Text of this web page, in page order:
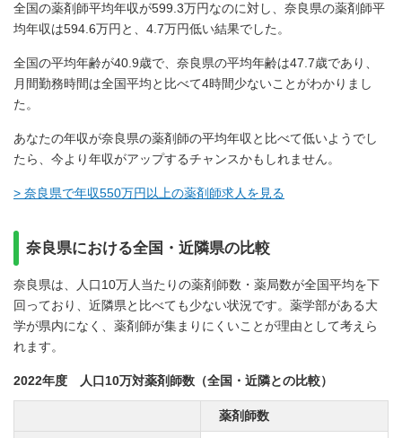
全国の薬剤師平均年収が599.3万円なのに対し、奈良県の薬剤師平
均年収は594.6万円と、4.7万円低い結果でした。
全国の平均年齢が40.9歳で、奈良県の平均年齢は47.7歳であり、
月間勤務時間は全国平均と比べて4時間少ないことがわかりまし
た。
あなたの年収が奈良県の薬剤師の平均年収と比べて低いようでし
たら、今より年収がアップするチャンスかもしれません。
> 奈良県で年収550万円以上の薬剤師求人を見る
奈良県における全国・近隣県の比較
奈良県は、人口10万人当たりの薬剤師数・薬局数が全国平均を下
回っており、近隣県と比べても少ない状況です。薬学部がある大
学が県内になく、薬剤師が集まりにくいことが理由として考えら
れます。
2022年度 人口10万対薬剤師数（全国・近隣との比較）
薬剤師数